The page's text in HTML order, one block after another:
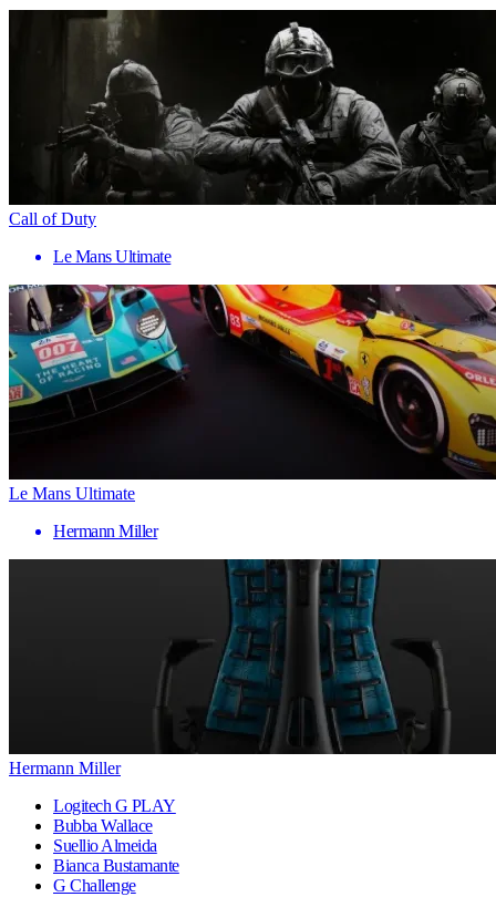
Call of Duty
Le Mans Ultimate
Le Mans Ultimate
Hermann Miller
Hermann Miller
Logitech G PLAY
Bubba Wallace
Suellio Almeida
Bianca Bustamante
G Challenge